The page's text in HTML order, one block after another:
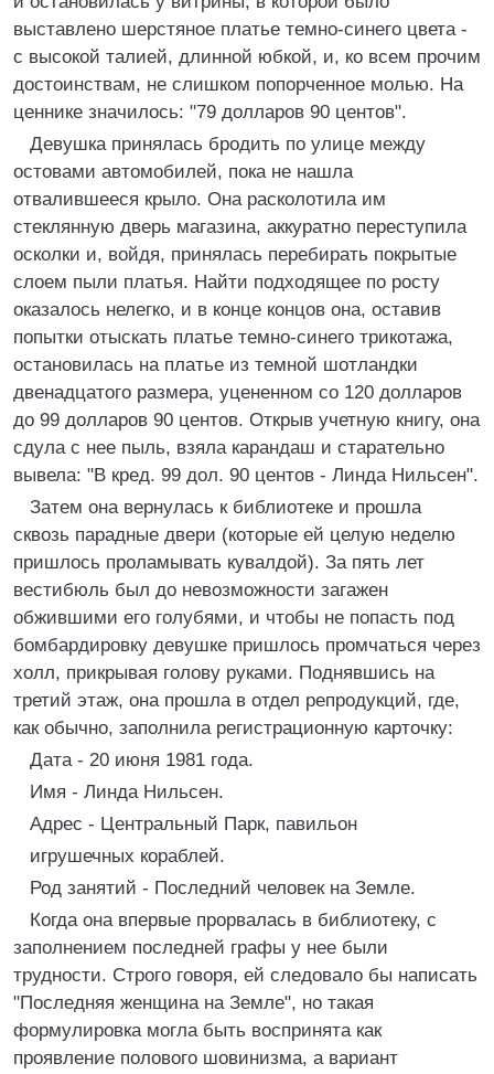
выставлено шерстяное платье темно-синего цвета -
с высокой талией, длинной юбкой, и, ко всем прочим
достоинствам, не слишком попорченное молью. На
ценнике значилось: "79 долларов 90 центов".
Девушка принялась бродить по улице между
остовами автомобилей, пока не нашла
отвалившееся крыло. Она расколотила им
стеклянную дверь магазина, аккуратно переступила
осколки и, войдя, принялась перебирать покрытые
слоем пыли платья. Найти подходящее по росту
оказалось нелегко, и в конце концов она, оставив
попытки отыскать платье темно-синего трикотажа,
остановилась на платье из темной шотландки
двенадцатого размера, уцененном со 120 долларов
до 99 долларов 90 центов. Открыв учетную книгу, она
сдула с нее пыль, взяла карандаш и старательно
вывела: "В кред. 99 дол. 90 центов - Линда Нильсен".
Затем она вернулась к библиотеке и прошла
сквозь парадные двери (которые ей целую неделю
пришлось проламывать кувалдой). За пять лет
вестибюль был до невозможности загажен
обжившими его голубями, и чтобы не попасть под
бомбардировку девушке пришлось промчаться через
холл, прикрывая голову руками. Поднявшись на
третий этаж, она прошла в отдел репродукций, где,
как обычно, заполнила регистрационную карточку:
Дата - 20 июня 1981 года.
Имя - Линда Нильсен.
Адрес - Центральный Парк, павильон
игрушечных кораблей.
Род занятий - Последний человек на Земле.
Когда она впервые прорвалась в библиотеку, с
заполнением последней графы у нее были
трудности. Строго говоря, ей следовало бы написать
"Последняя женщина на Земле", но такая
формулировка могла быть воспринята как
проявление полового шовинизма, а вариант